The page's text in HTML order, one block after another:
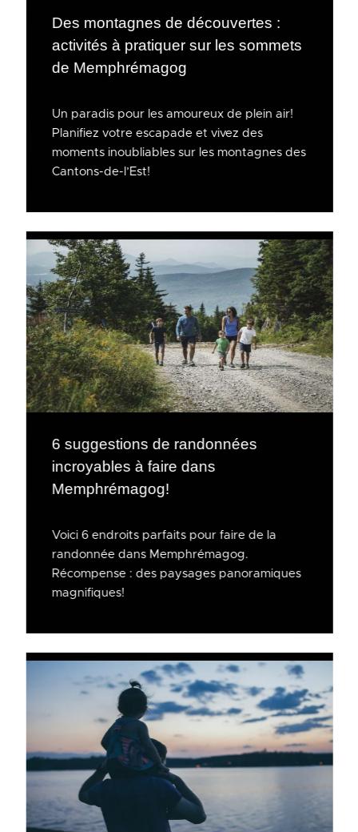
Des montagnes de découvertes :
activités à pratiquer sur les sommets
de Memphrémagog
Un paradis pour les amoureux de plein air!
Planifiez votre escapade et vivez des
moments inoubliables sur les montagnes des
Cantons-de-l’Est!
6 suggestions de randonnées
incroyables à faire dans
Memphrémagog!
Voici 6 endroits parfaits pour faire de la
randonnée dans Memphrémagog.
Récompense : des paysages panoramiques
magnifiques!